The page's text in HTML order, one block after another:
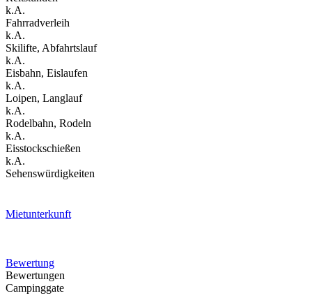
k.A.
Fahrradverleih
k.A.
Skilifte, Abfahrtslauf
k.A.
Eisbahn, Eislaufen
k.A.
Loipen, Langlauf
k.A.
Rodelbahn, Rodeln
k.A.
Eisstockschießen
k.A.
Sehenswürdigkeiten
Mietunterkunft
Bewertung
Bewertungen
Campinggate